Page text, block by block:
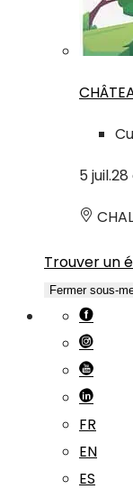
5 juil.28
Trouver un
Fermer sous-
FR
EN
ES